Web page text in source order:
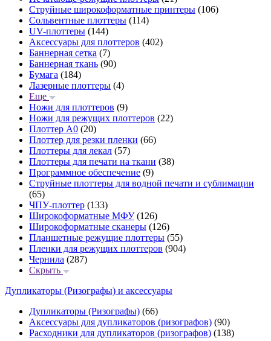
Струйные широкоформатные принтеры (106)
Сольвентные плоттеры (114)
UV-плоттеры (144)
Аксессуары для плоттеров (402)
Баннерная сетка (7)
Баннерная ткань (90)
Бумага (184)
Лазерные плоттеры (4)
Еще
Ножи для плоттеров (9)
Ножи для режущих плоттеров (22)
Плоттер А0 (20)
Плоттер для резки пленки (66)
Плоттеры для лекал (57)
Плоттеры для печати на ткани (38)
Программное обеспечение (9)
Струйные плоттеры для водной печати и сублимации
(65)
ЧПУ-плоттер (133)
Широкоформатные МФУ(126)
Широкоформатные сканеры (126)
Планшетные режущие плоттеры (55)
Пленки для режущих плоттеров (904)
Чернила (287)
Скрыть
Дупликаторы (Ризографы) и аксессуары
Дупликаторы (Ризографы) (66)
Аксессуары для дупликаторов (ризографов) (90)
Расходники для дупликаторов (ризографов) (138)